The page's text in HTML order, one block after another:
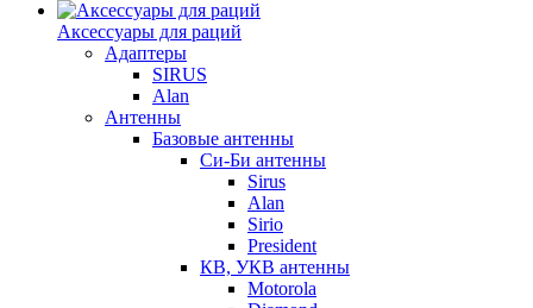
Аксессуары для раций
Адаптеры
SIRUS
Alan
Антенны
Базовые антенны
Си-Би антенны
Sirus
Alan
Sirio
President
КВ, УКВ антенны
Motorola